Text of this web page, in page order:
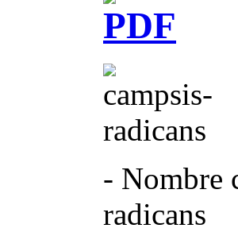
- Nombre
radicans